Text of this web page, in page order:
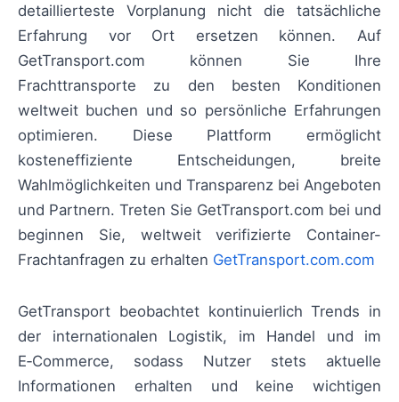
detaillierteste Vorplanung nicht die tatsächliche
Erfahrung vor Ort ersetzen können. Auf
GetTransport.com können Sie Ihre
Frachttransporte zu den besten Konditionen
weltweit buchen und so persönliche Erfahrungen
optimieren. Diese Plattform ermöglicht
kosteneffiziente Entscheidungen, breite
Wahlmöglichkeiten und Transparenz bei Angeboten
und Partnern. Treten Sie GetTransport.com bei und
beginnen Sie, weltweit verifizierte Container-
Frachtanfragen zu erhalten GetTransport.com.com
GetTransport beobachtet kontinuierlich Trends in
der internationalen Logistik, im Handel und im
E‑Commerce, sodass Nutzer stets aktuelle
Informationen erhalten und keine wichtigen